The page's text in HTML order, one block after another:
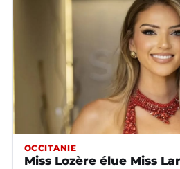
OCCITANIE
Miss Lozère élue Miss